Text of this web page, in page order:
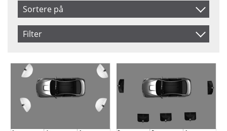
Sortere på
Produkt Nr.
Inkl. Moms
Filter
Pris
På lager